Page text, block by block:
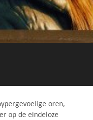
oren,
op de eindeloze